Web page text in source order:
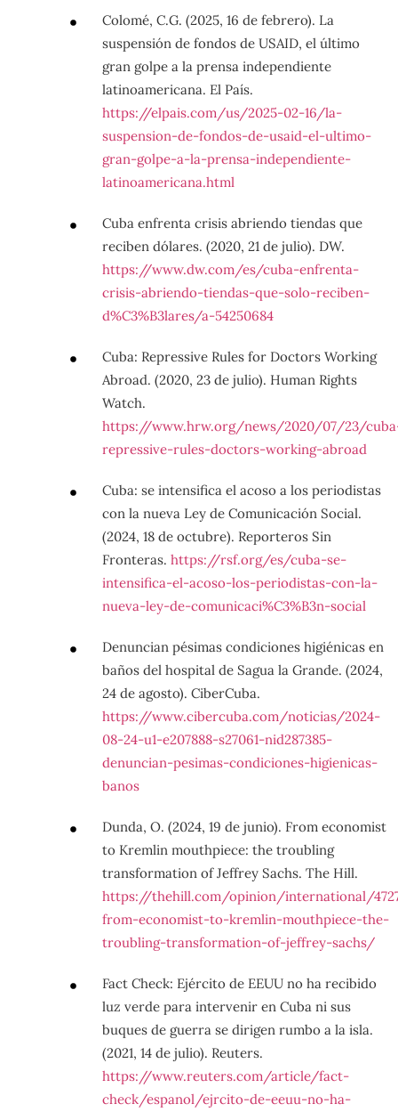
Colomé, C.G. (2025, 16 de febrero). La
suspensión de fondos de USAID, el último
gran golpe a la prensa independiente
latinoamericana. El País.
https://elpais.com/us/2025-02-16/la-
suspension-de-fondos-de-usaid-el-ultimo-
gran-golpe-a-la-prensa-independiente-
latinoamericana.html
Cuba enfrenta crisis abriendo tiendas que
reciben dólares. (2020, 21 de julio). DW.
https://www.dw.com/es/cuba-enfrenta-
crisis-abriendo-tiendas-que-solo-reciben-
d%C3%B3lares/a-54250684
Cuba: Repressive Rules for Doctors Working
Abroad. (2020, 23 de julio). Human Rights
Watch.
https://www.hrw.org/news/2020/07/23/
repressive-rules-doctors-working-abroad
Cuba: se intensifica el acoso a los periodistas
con la nueva Ley de Comunicación Social.
(2024, 18 de octubre). Reporteros Sin
Fronteras. https://rsf.org/es/cuba-se-
intensifica-el-acoso-los-periodistas-con-la-
nueva-ley-de-comunicaci%C3%B3n-social
Denuncian pésimas condiciones higiénicas en
baños del hospital de Sagua la Grande. (2024,
24 de agosto). CiberCuba.
https://www.cibercuba.com/noticias/2024-
08-24-u1-e207888-s27061-nid287385-
denuncian-pesimas-condiciones-higienicas-
banos
Dunda, O. (2024, 19 de junio). From economist
to Kremlin mouthpiece: the troubling
transformation of Jeffrey Sachs. The Hill.
https://thehill.com/opinion/international/
from-economist-to-kremlin-mouthpiece-the-
troubling-transformation-of-jeffrey-sachs/
Fact Check: Ejército de EEUU no ha recibido
luz verde para intervenir en Cuba ni sus
buques de guerra se dirigen rumbo a la isla.
(2021, 14 de julio). Reuters.
https://www.reuters.com/article/fact-
check/espanol/ejrcito-de-eeuu-no-ha-